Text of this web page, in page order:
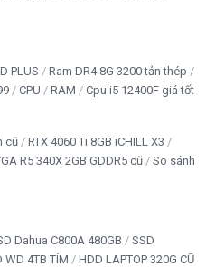
PLUS
Ram DR4 8G 3200 tản thép
CPU RAM Cpu i5 12400F giá tốt
cũ
RTX 4060 Ti 8GB iCHILL X3
R5 340X 2GB GDDR5 cũ
So sánh
Dahua C800A 480GB
SSD
WD 4TB TÍM
HDD LAPTOP 320G CŨ